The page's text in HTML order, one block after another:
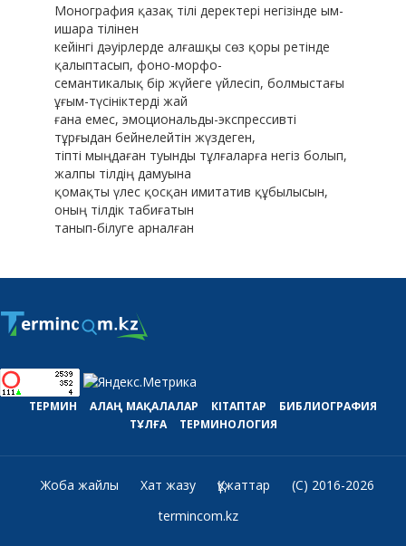
Монография қазақ тілі деректері негізінде ым-
ишара тілінен
кейінгі дәуірлерде алғашқы сөз қоры ретінде
қалыптасып, фоно-морфо-
семантикалық бір жүйеге үйлесіп, болмыстағы
ұғым-түсініктерді жай
ғана емес, эмоциональды-экспрессивті
тұрғыдан бейнелейтін жүздеген,
тіпті мыңдаған туынды тұлғаларға негіз болып,
жалпы тілдің дамуына
қомақты үлес қосқан имитатив құбылысын,
оның тілдік табиғатын
танып-білуге арналған
ТЕРМИН АЛАҢ МАҚАЛАЛАР КІТАПТАР
БИБЛИОГРАФИЯ
ТҰЛҒА
ТЕРМИНОЛОГИЯ
Жоба жайлы Хат жазу Құжаттар
(C) 2016-2026
termincom.kz